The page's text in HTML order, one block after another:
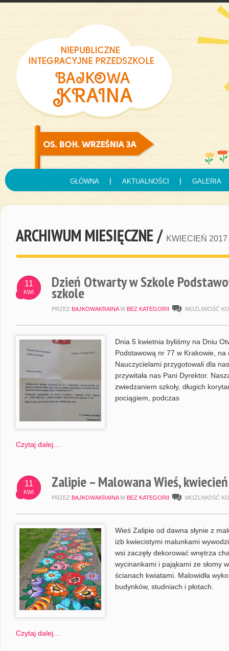
GŁÓWNA AKTUALNOŚCI GALERIA
ARCHIWUM MIESIĘCZNE / KWIECIEŃ 2017
11
KWI
Dzień Otwarty w Szkole
szkole
PRZEZ BAJKOWAKRAINA W BEZ KATEGORII MOŻLIWOŚĆ
Dnia 5 kwietnia byliśmy na Dniu
Podstawową nr 77 w Krakowie, na
Nauczycielami przygotowali dla
przywitała nas Pani Dyrektor.
zwiedzaniem szkoły, długich
pociągiem, podczas
Czytaj dalej…
11
KWI
Zalipie – Malowana Wieś,
PRZEZ BAJKOWAKRAINA W BEZ KATEGORII MOŻLIWOŚĆ
Wieś Zalipie od dawna słynie z
izb kwiecistymi malunkami
wsi zaczęły dekorować wnętrza
wycinankami i pająkami ze słomy
ścianach kwiatami. Malowidła
budynków, studniach i płotach.
Czytaj dalej…